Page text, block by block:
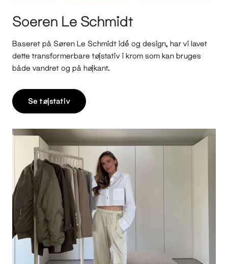
Soeren Le Schmidt
Baseret på Søren Le Schmidt idé og design, har vi lavet
dette transformerbare tøjstativ i krom som kan bruges
både vandret og på højkant.
Se tøjstativ